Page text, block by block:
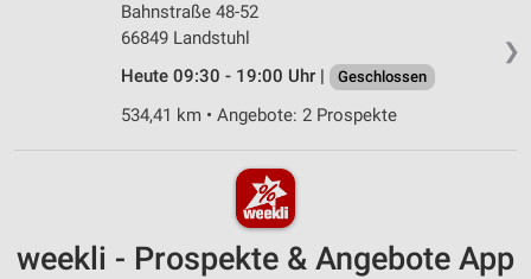
❯
Bahnstraße 48-52
66849 Landstuhl
Heute 09:30 - 19:00 Uhr |
Geschlossen
534,41 km • Angebote: 2 Prospekte
weekli - Prospekte & Angebote App